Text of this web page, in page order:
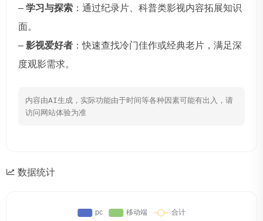
–学习与探索 ：通过纪录片、科普类影视内容拓展知识
面。
–影视爱好者 ：快速查找冷门佳作或经典老片，满足深
度观影需求。
内容由AI生成，实际功能由于时间等各种因素可能有出入，请
访问网站体验为准
数据统计